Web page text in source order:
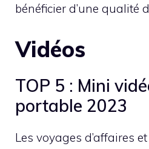
bénéficier d’une qualité
Vidéos
TOP 5 : Mini
portable 2023
Les voyages d’affaires